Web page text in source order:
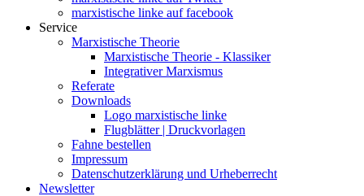
marxistische linke auf facebook
Service
Marxistische Theorie
Marxistische Theorie - Klassiker
Integrativer Marxismus
Referate
Downloads
Logo marxistische linke
Flugblätter | Druckvorlagen
Fahne bestellen
Impressum
Datenschutzerklärung und Urheberrecht
Newsletter